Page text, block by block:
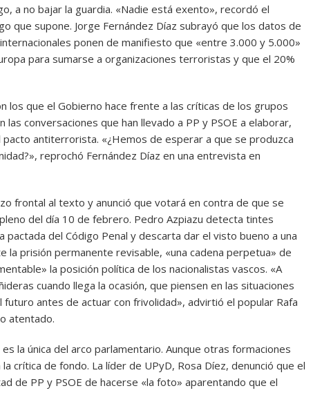
a no bajar la guardia. «Nadie está exento», recordó el
que supone. Jorge Fernández Díaz subrayó que los datos de
ponen de manifiesto que «entre 3.000 y 5.000»
para sumarse a organizaciones terroristas y que el 20%
los que el Gobierno hace frente a las críticas de los grupos
las conversaciones que han llevado a PP y PSOE a elaborar,
antiterrorista. «¿Hemos de esperar a que se produzca
reprochó Fernández Díaz en una entrevista en
frontal al texto y anunció que votará en contra de que se
del día 10 de febrero. Pedro Azpiazu detecta tintes
pactada del Código Penal y descarta dar el visto bueno a una
la prisión permanente revisable, «una cadena perpetua» de
la posición política de los nacionalistas vascos. «A
cuando llega la ocasión, que piensen en las situaciones
antes de actuar con frivolidad», advirtió el popular Rafa
atentado.
la única del arco parlamentario. Aunque otras formaciones
crítica de fondo. La líder de UPyD, Rosa Díez, denunció que el
de PP y PSOE de hacerse «la foto» aparentando que el